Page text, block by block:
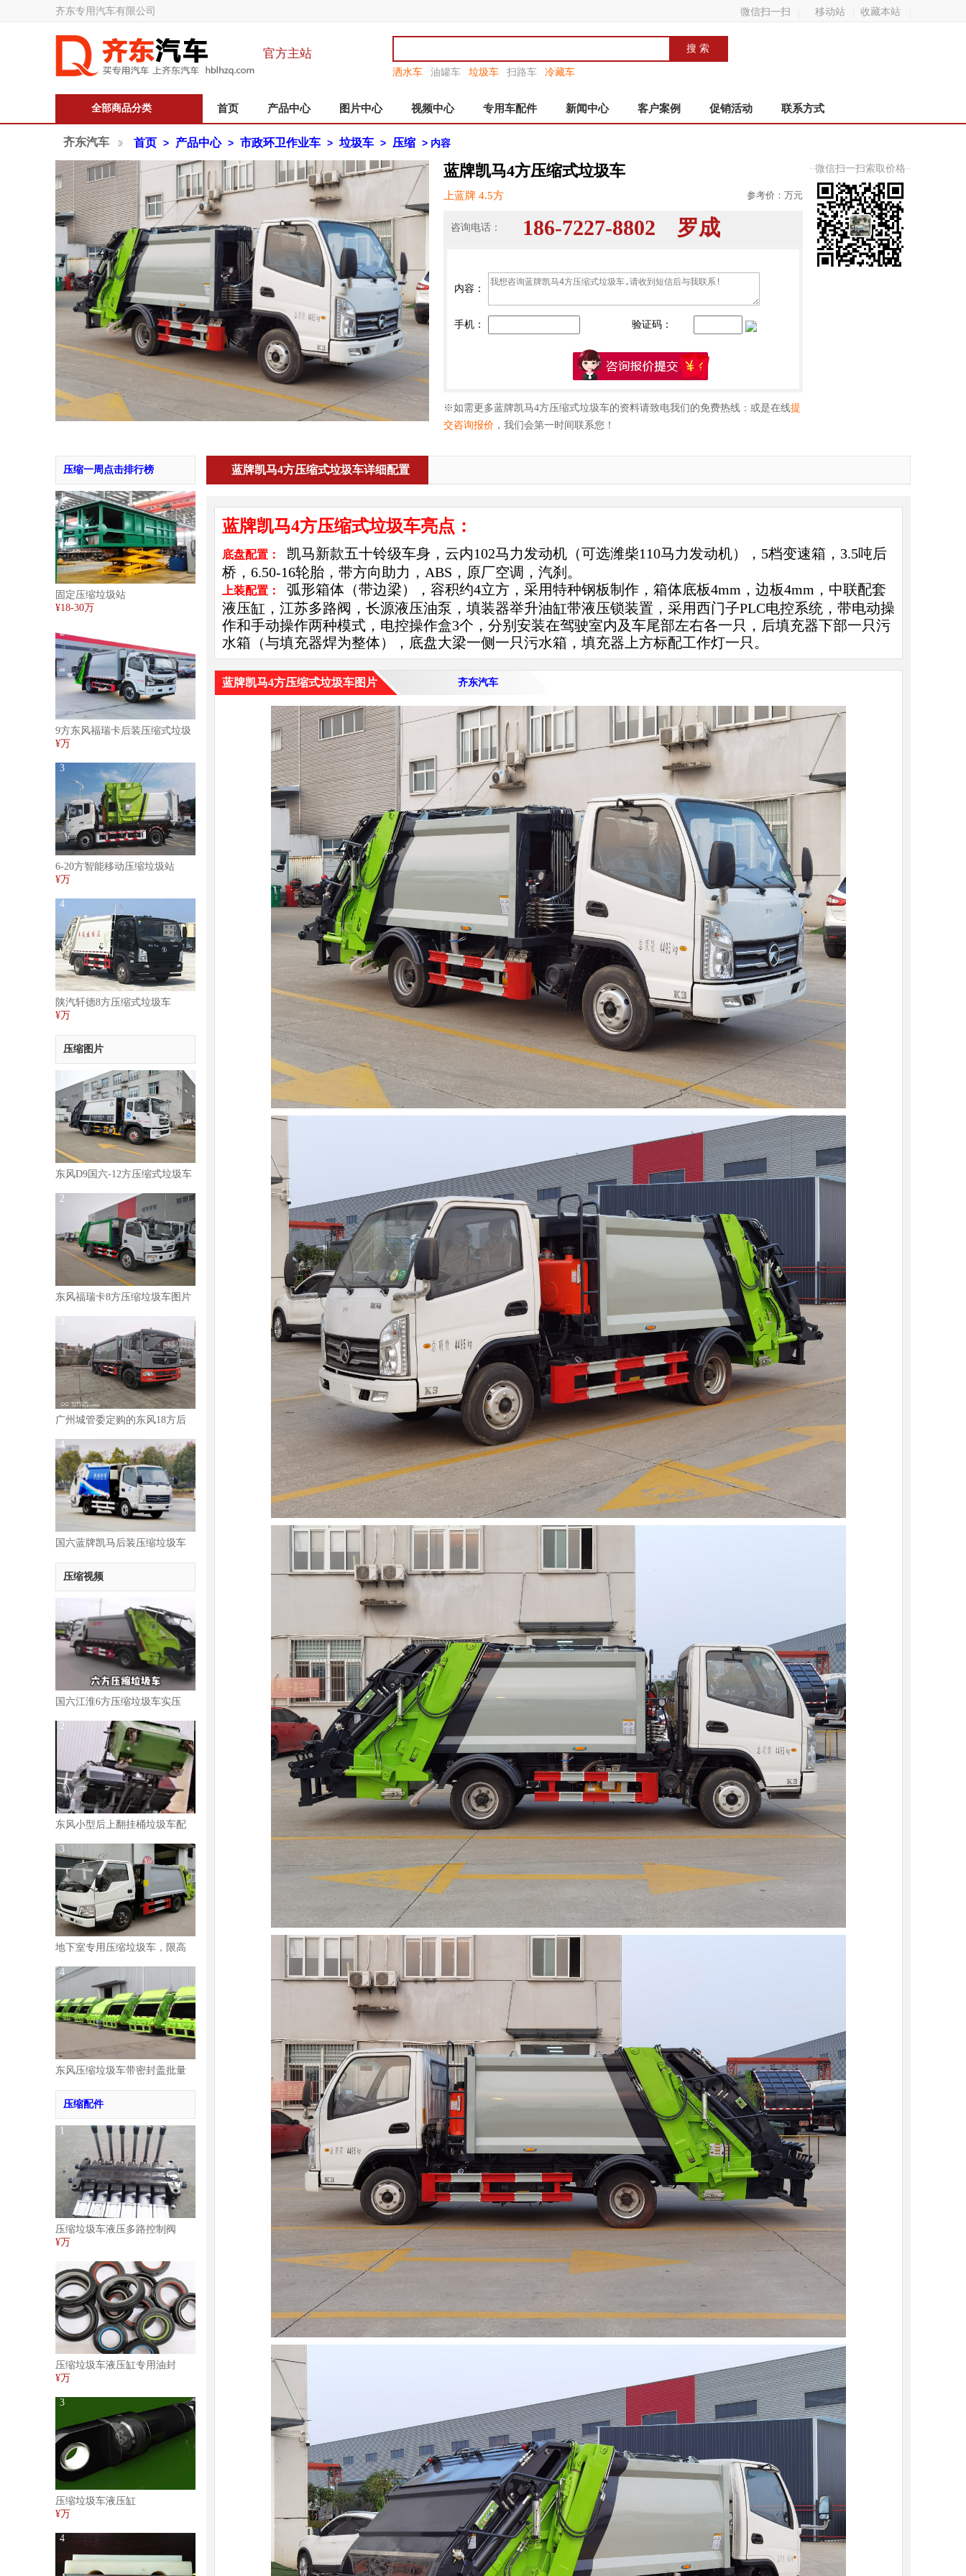
齐东专用汽车有限公司 微信扫一扫 移动站 收藏本站
官方主站
洒水车 油罐车 垃圾车 扫路车 冷藏车
全部商品分类 首页 产品中心 图片中心 视频中心 专用车配件 新闻中心 客户案例 促销活动 联系方式
齐东汽车 首页 > 产品中心 > 市政环卫作业车 > 垃圾车 > 压缩 > 内容
蓝牌凯马4方压缩式垃圾车
上蓝牌 4.5方 参考价： 万元
咨询电话： 186-7227-8802 罗成
内容：
手机： 验证码：
※如需更多蓝牌凯马4方压缩式垃圾车的资料请致电我们的免费热线： 或是在线提
交咨询报价 ，我们会第一时间联系您！
微信扫一扫索取价格
蓝牌凯马4方压缩式垃圾车详细配置
蓝牌凯马4方压缩式垃圾车亮点：
底盘配置：
凯马新款五十铃级车身，云内102马力发动机（可选潍柴110马力发动机），5档变速箱，3.5吨后
桥，6.50-16轮胎，带方向助力，ABS，原厂空调，汽刹。
上装配置：
弧形箱体（带边梁），容积约4立方，采用特种钢板制作，箱体底板4mm，边板4mm，中联配套
液压缸，江苏多路阀，长源液压油泵，填装器举升油缸带液压锁装置，采用西门子PLC电控系统，带电动操
作和手动操作两种模式，电控操作盒3个，分别安装在驾驶室内及车尾部左右各一只，后填充器下部一只污
水箱（与填充器焊为整体），底盘大梁一侧一只污水箱，填充器上方标配工作灯一只。
蓝牌凯马4方压缩式垃圾车图片 齐东汽车
压缩一周点击排行榜
1
固定压缩垃圾站
¥18-30万
2
9方东风福瑞卡后装压缩式垃圾
车
¥万
3
6-20方智能移动压缩垃圾站
¥万
4
陕汽轩德8方压缩式垃圾车
¥万
压缩图片
东风D9国六-12方压缩式垃圾车
2
东风福瑞卡8方压缩垃圾车图片
广州城管委定购的东风18方后
4
国六蓝牌凯马后装压缩垃圾车
压缩视频
国六江淮6方压缩垃圾车实压
2
东风小型后上翻挂桶垃圾车配
3
地下室专用压缩垃圾车，限高
4
东风压缩垃圾车带密封盖批量
压缩配件
1
压缩垃圾车液压多路控制阀
¥万
压缩垃圾车液压缸专用油封
¥万
3
压缩垃圾车液压缸
¥万
4